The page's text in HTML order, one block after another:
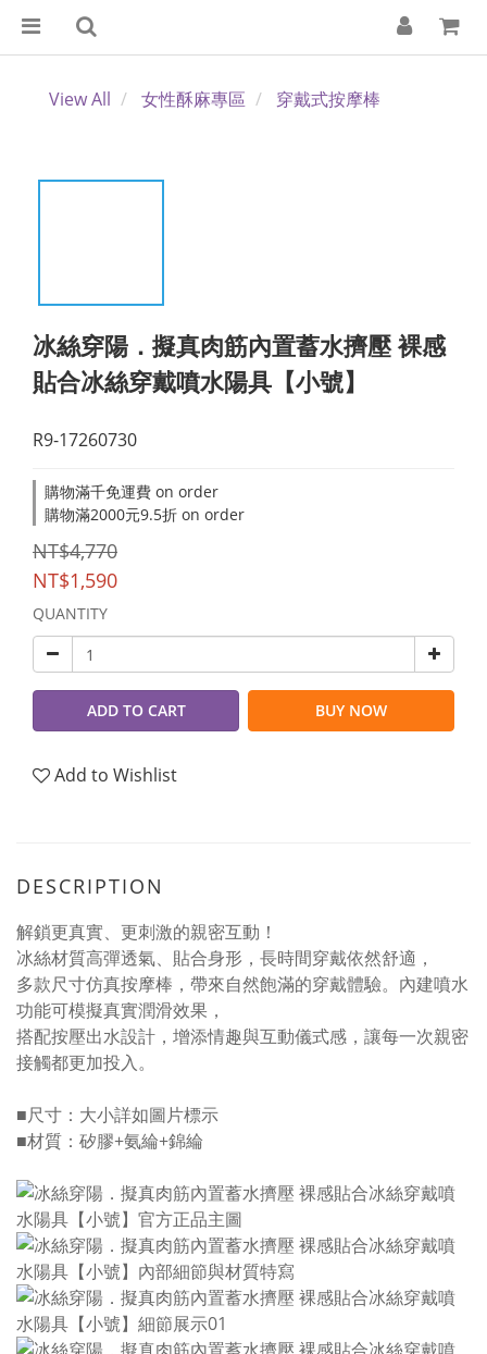
View All 女性酥麻專區 穿戴式按摩棒
冰絲穿陽．擬真肉筋內置蓄水擠壓 裸感
貼合冰絲穿戴噴水陽具【小號】
R9-17260730
購物滿千免運費 on order
購物滿2000元9.5折 on order
NT$4,770
NT$1,590
QUANTITY
ADD TO CART BUY NOW
Add to Wishlist
DESCRIPTION
解鎖更真實、更刺激的親密互動！
冰絲材質高彈透氣、貼合身形，長時間穿戴依然舒適，
多款尺寸仿真按摩棒，帶來自然飽滿的穿戴體驗。內建噴水
功能可模擬真實潤滑效果，
搭配按壓出水設計，增添情趣與互動儀式感，讓每一次親密
接觸都更加投入。
■尺寸：大小詳如圖片標示
■材質：矽膠+氨綸+錦綸